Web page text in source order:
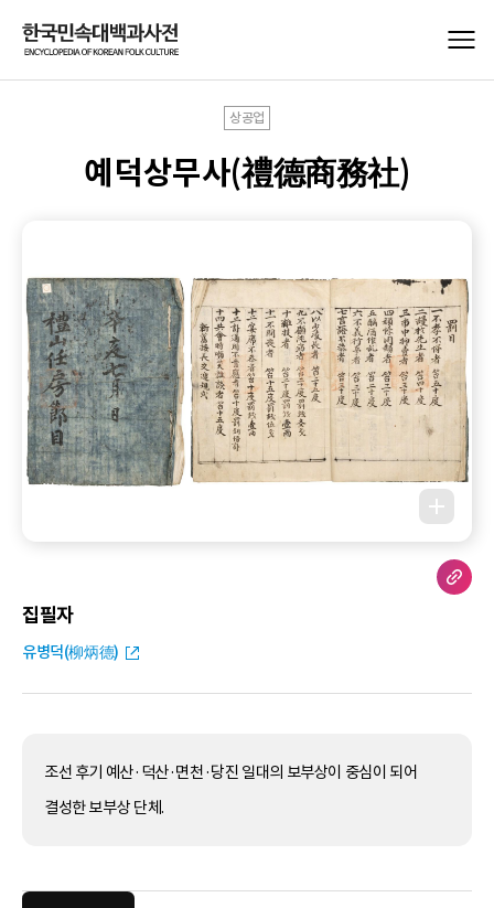
상공업
예덕상무사(禮德商務社)
집필자
유병덕(柳炳德)
조선 후기 예산·덕산·면천·당진 일대의 보부상이 중심이 되어
결성한 보부상 단체.